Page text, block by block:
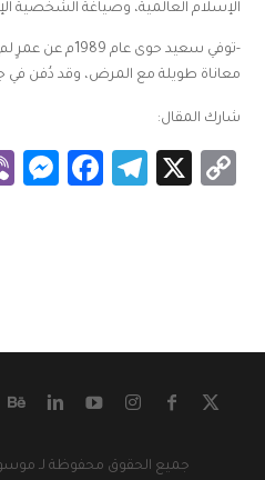
الإسلام العالمية، وصياغة الشخصية
-توفي سعيد حوى
معاناة طويلة مع المرض، وقد دُفن في
شارك المقال:
Copy
X
جميع الحقوق محفوظة لـ موسوعة